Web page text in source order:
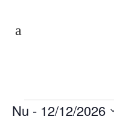
Nu - 12/12/2026